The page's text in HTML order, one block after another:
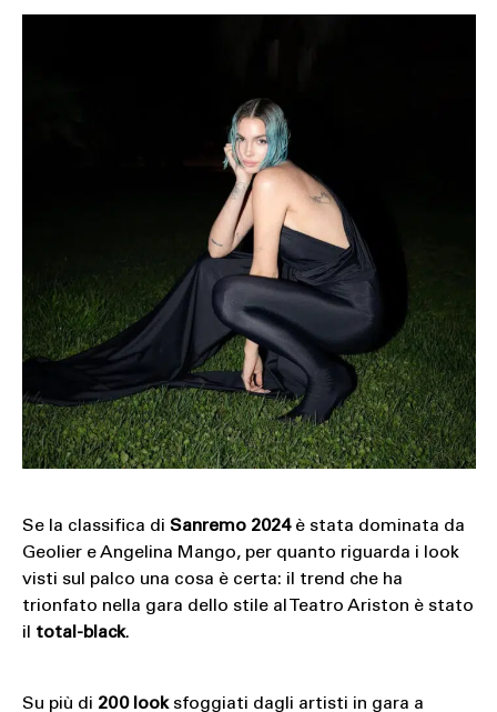
Se la classifica di Sanremo 2024è stata dominata da
Geolier e Angelina Mango, per quanto riguarda i look
visti sul palco una cosa è certa: il trend che ha
trionfato nella gara dello stile al Teatro Ariston è stato
il total-black.
Su più di 200 looksfoggiati dagli artisti in gara a